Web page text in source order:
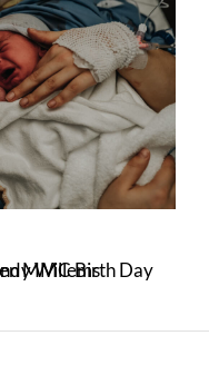
Cindy Willems